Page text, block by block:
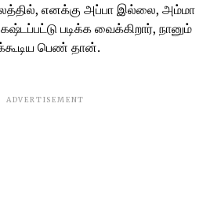
எனக்கு அப்பா இல்லை, அம்மா
படிக்க வைக்கிறார், நானும்
பெண் தான்.
ADVERTISEMENT